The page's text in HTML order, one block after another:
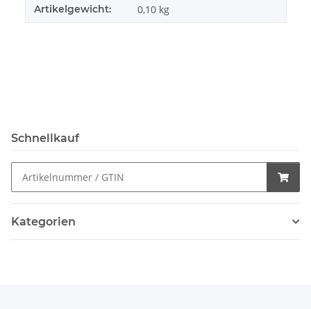
Artikelgewicht: 0,10 kg
Schnellkauf
Kategorien